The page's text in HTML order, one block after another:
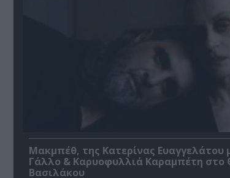
Μακμπέθ, της Κατερίνας Ευαγγελάτου
Γάλλο & Καρυοφυλλιά Καραμπέτη στο
Βασιλάκου